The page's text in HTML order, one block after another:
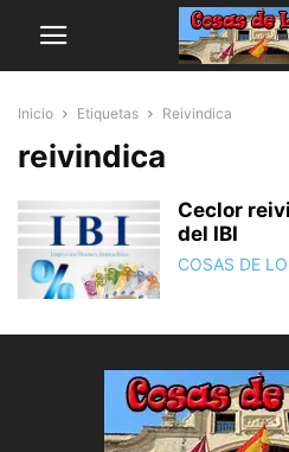
Inicio Etiquetas Reivindica
reivindica
Ceclor
del IBI
COSAS DE